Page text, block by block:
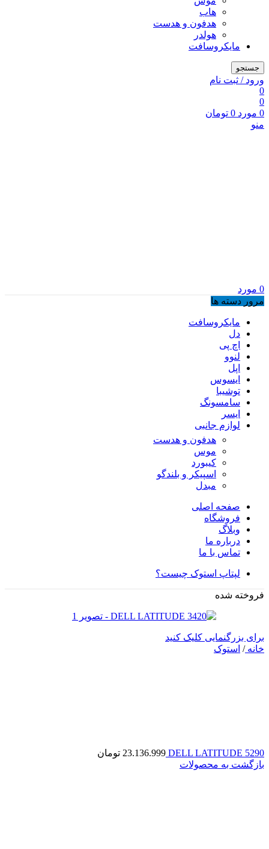
هاب
هدفون و هدست
هولدر
مایکروسافت
جستجو
ورود / ثبت نام
0
0
0 مورد 0 تومان
منو
0 مورد
مرور دسته ها
مایکروسافت
دل
اچ پی
لنوو
اپل
ایسوس
توشیبا
سامسونگ
ایسر
لوازم جانبی
هدفون و هدست
موس
کیبورد
اسپیکر و بلندگو
مبدل
صفحه اصلی
فروشگاه
وبلاگ
درباره ما
تماس با ما
لپتاپ استوک چیست؟
فروخته شده
برای بزرگنمایی کلیک کنید
خانه/ استوک
DELL LATITUDE 5290
23.136.999 تومان
بازگشت به محصولات